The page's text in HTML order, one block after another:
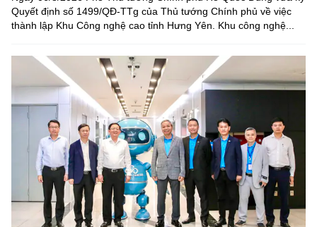
Quyết định số 1499/QĐ-TTg của Thủ tướng Chính phủ về việc
thành lập Khu Công nghệ cao tỉnh Hưng Yên. Khu công nghệ...